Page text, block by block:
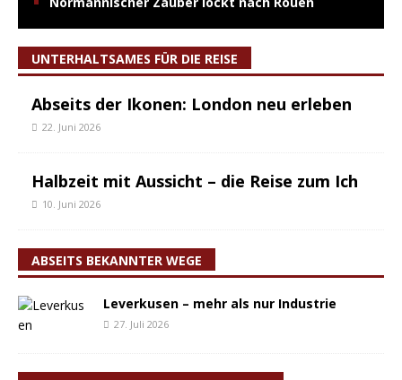
UNTERHALTSAMES FÜR DIE REISE
Abseits der Ikonen: London neu erleben
22. Juni 2026
Halbzeit mit Aussicht – die Reise zum Ich
10. Juni 2026
ABSEITS BEKANNTER WEGE
Leverkusen – mehr als nur Industrie
27. Juli 2026